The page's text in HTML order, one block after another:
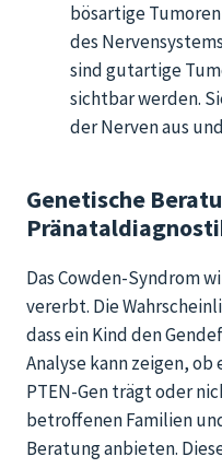
bösartige
des
sind gutartige
sichtbar werden.
der Nerven aus
Genetische
DasCowden-Syndrom
vererbt. Die
dass ein Kind den
Analyse kann zeigen,
PTEN-Gen trägt oder
betroffenen Familien
Beratung anbieten.